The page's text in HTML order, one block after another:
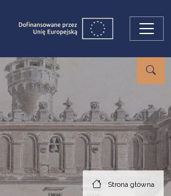
Strona główna